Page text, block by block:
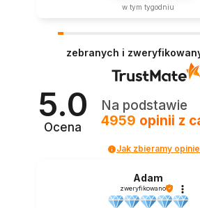
w tym tygodniu
zebranych i
5.0
Ocena
Na podstawie
4959 opinii z
Jak zbieramy
Adam
zweryfikowano